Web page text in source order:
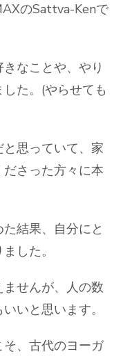
のSattva-Kenで
なことや、やり
た。(やらせても
思っていて、家
さった方々に本
結果、自分にと
した。
せんが、人の数
いと思います。
、古代のヨーガ